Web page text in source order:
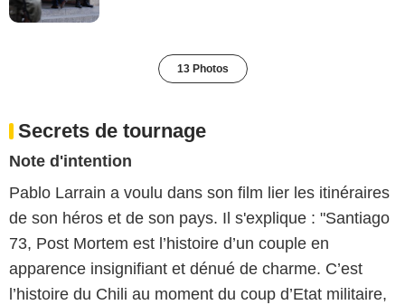
13 Photos
Secrets de tournage
Note d'intention
Pablo Larrain a voulu dans son film lier les itinéraires
de son héros et de son pays. Il s'explique : "Santiago
73, Post Mortem est l’histoire d’un couple en
apparence insignifiant et dénué de charme. C’est
l’histoire du Chili au moment du coup d’Etat militaire,